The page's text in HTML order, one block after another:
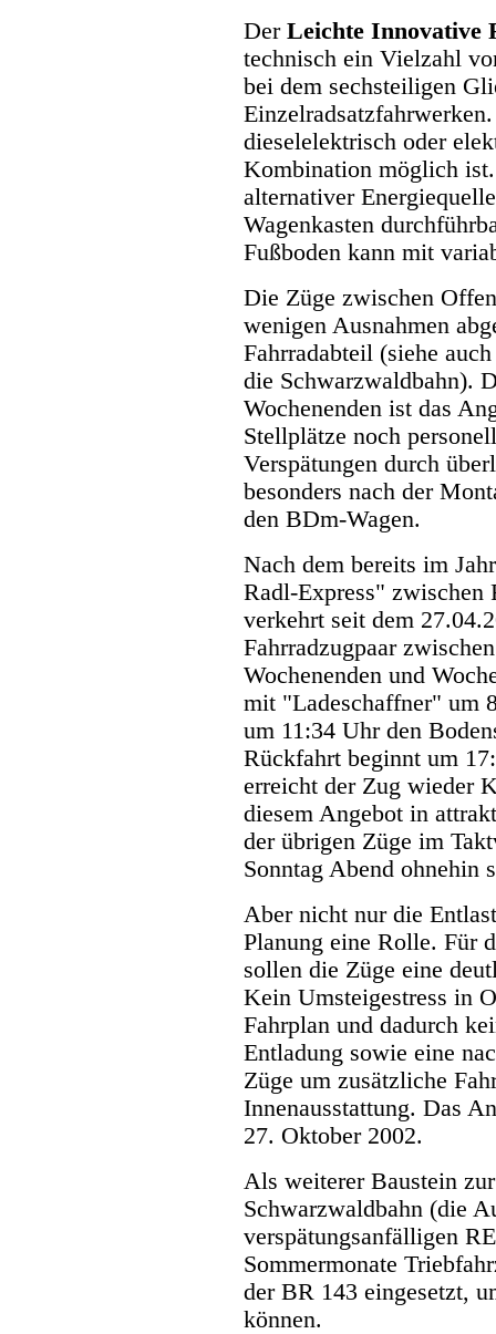
Der Leichte Innovative
technisch ein Vielzahl
bei dem sechsteiligen
dieselelektrisch oder
Kombination möglich
alternativer
Wagenkasten
Fußboden kann mit
Die Züge zwischen
wenigen Ausnahmen
Fahrradabteil (siehe
die Schwarzwaldbahn).
Wochenenden ist das
Stellplätze noch
Verspätungen durch
besonders nach der
den BDm-Wagen.
Nach dem bereits im
Radl-Express" zwischen
verkehrt seit dem
Fahrradzugpaar
Wochenenden und
mit "Ladeschaffner" um
um 11:34 Uhr den
Rückfahrt beginnt um
erreicht der Zug wieder
diesem Angebot in
der übrigen Züge im
Sonntag Abend ohnehin
Aber nicht nur die
Planung eine Rolle. Für
sollen die Züge eine
Kein Umsteigestress in
Fahrplan und dadurch
Entladung sowie eine
Züge um zusätzliche
Innenausstattung. Das
27. Oktober 2002.
Als weiterer Baustein
Schwarzwaldbahn (die
verspätungsanfälligen
Sommermonate
der BR 143 eingesetzt,
können.